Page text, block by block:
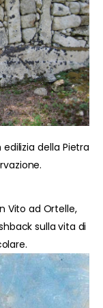
della Pietra
Vito ad Ortelle,
sulla vita di